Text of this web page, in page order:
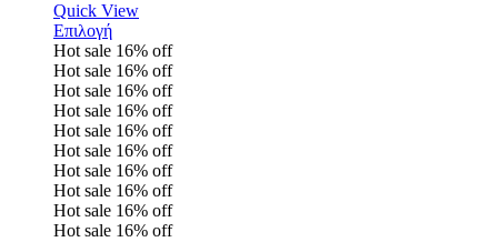
Quick View
Επιλογή
Hot sale 16% off
Hot sale 16% off
Hot sale 16% off
Hot sale 16% off
Hot sale 16% off
Hot sale 16% off
Hot sale 16% off
Hot sale 16% off
Hot sale 16% off
Hot sale 16% off